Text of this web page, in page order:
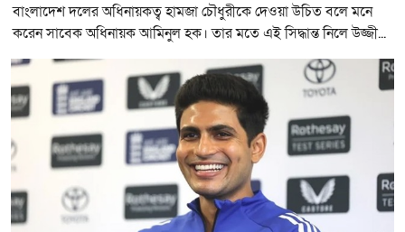
বাংলাদেশ দলের অধিনায়কত্ব হামজা চৌধুরীকে দেওয়া উচিত বলে মনে
করেন সাবেক অধিনায়ক আমিনুল হক। তার মতে এই সিদ্ধান্ত নিলে উজ্জী...